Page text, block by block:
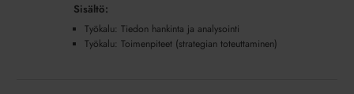
Sisältö:
Työkalu: Tiedon hankinta ja analysointi
Työkalu: Toimenpiteet (strategian toteuttaminen)